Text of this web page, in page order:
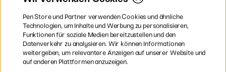
Frankreich
Irland
Niederlande
UK
EU
Pen Store und Partner verwenden Cookies und ähnliche
Technologien, um Inhalte und Werbung zu personalisieren,
Funktionen für soziale Medien bereitzustellen und den
Datenverkehr zu analysieren. Wir können Informationen
weitergeben, um relevantere Anzeigen auf unserer Website und
auf anderen Plattformen anzuzeigen.